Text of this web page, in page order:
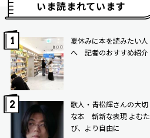
いま読まれています
夏休みに本を読みたい人
へ 記者のおすすめ紹介
歌人・青松輝さんの大切
な本 斬新な表現 よむた
び、より自由に